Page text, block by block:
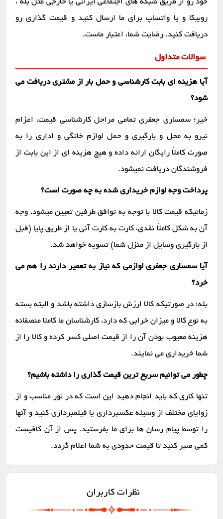
خود رو از طریق شبکه های اجتماعی ایرانی یا خارجی مثل بله ،
روبیکا و یا واتساپ برای ما ارسال کنید و قیمت گذاری رو
دریافت کنید. رضایت شما، اعتبار ماست.
سوالات متداول
آیا هزینه ای بابت کارشناسی و حمل بار از مشتری دریافت می
شود؟
خیر؛ سمساری جعفری تمامی مراحل کارشناسی قیمت، اعزام
نیرو به محل و بارگیری و حمل لوازم خانگی و اداری را به
صورت کاملاً رایگان ارائه داده و هیچ هزینه ای از این بابت از
فروشندگان دریافت نمیشود.
پرداخت وجه لوازم خریداری شده به چه صورت است؟
زمانیکه قیمت کالا با توجه به توافق طرفین تعیین میشود، وجه
آن به شکل کاملاً نقدی، کارت به کارت آنی یا از طریق پایا (قبل
از بارگیری وسایل از منزل شما) تسویه خواهد شد.
آیا سمساری جعفری لوازمی که نیاز به تعمیر دارند را هم می
خرد؟
بله؛ در صورتیکه کالا ارزش بازسازی داشته باشد و البته بسته
به نوع کالا و میزان خرابی که دارد، کارشناسان ما کاملا منصفانه
هزینه معیوب بودن آن را از قیمت اصلی کسر کرده و کالا را از
شما خریداری می نمایند.
چطور می توانیم سریع ترین قیمت گذاری را داشته باشیم؟
تنها کاری که باید انجام دهید این است که در نور مناسب و از
زوایای مختلف از وسیله عکسبرداری یا فیلمبرداری کنید و آنها
را توسط پیام رسان ها برای ما بفرستید. پس از آن کافیست
کمی صبر کنید تا قیمت حدودی به شما اعلام گردد.
نظرات کاربران